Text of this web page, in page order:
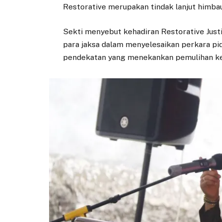
Restorative merupakan tindak lanjut
Sekti menyebut kehadiran Restorative
para jaksa dalam menyelesaikan perkara
pendekatan yang menekankan pemulihan